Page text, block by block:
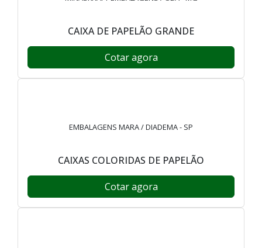
CAIXA DE PAPELÃO GRANDE
Cotar agora
EMBALAGENS MARA / DIADEMA - SP
CAIXAS COLORIDAS DE PAPELÃO
Cotar agora